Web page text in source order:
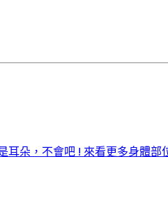
耳朵，不會吧 ! 來看更多身體部